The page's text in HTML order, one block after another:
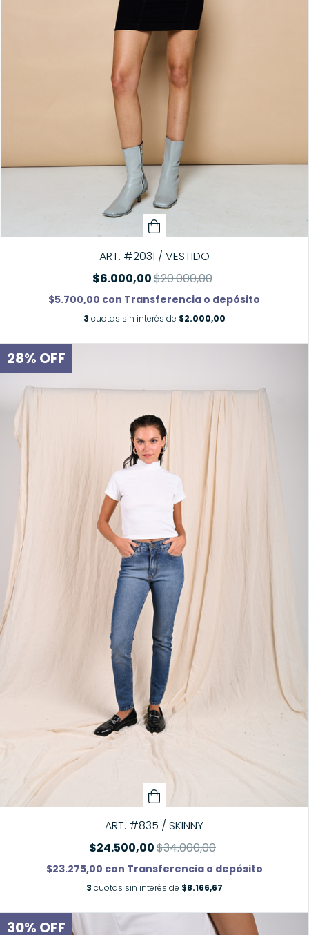
ART. #2031 / VESTIDO
$6.000,00$20.000,00
$5.700,00 con Transferencia o depósito
3 cuotas sin interés de $2.000,00
28% OFF
ART. #835 / SKINNY
$24.500,00$34.000,00
$23.275,00 con Transferencia o depósito
3 cuotas sin interés de $8.166,67
30% OFF